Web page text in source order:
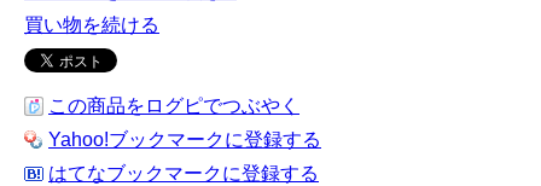
買い物を続ける
この商品をログピでつぶやく
Yahoo!ブックマークに登録する
はてなブックマークに登録する